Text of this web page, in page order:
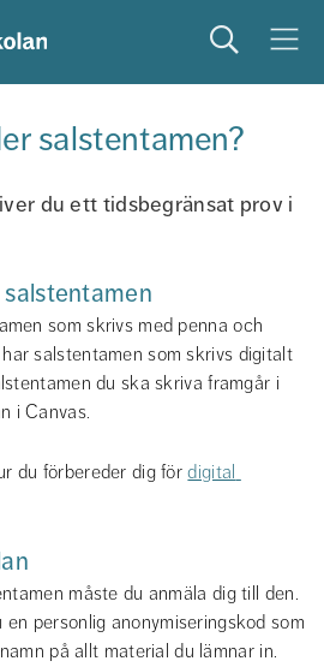
Sök Meny
studentliv
salstentamen?
du ett tidsbegränsat prov i
som skrivs med penna och
salstentamen som skrivs digitalt
du ska skriva framgår i
i Canvas.
du förbereder dig för digital
måste du anmäla dig till den.
personlig anonymiseringskod som
på allt material du lämnar in.